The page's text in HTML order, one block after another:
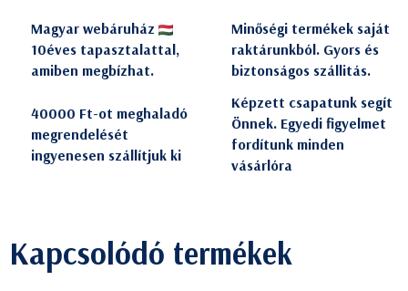
Magyar webáruház
10éves tapasztalattal,
amiben megbízhat.
Minőségi termékek saját
raktárunkból. Gyors és
biztonságos szállitás.
40000 Ft-ot meghaladó
megrendelését
ingyenesen szállítjuk ki
Képzett csapatunk segít
Önnek. Egyedi figyelmet
fordítunk minden
vásárlóra
Kapcsolódó termékek